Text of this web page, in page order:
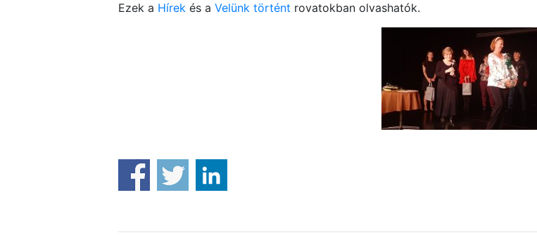
Ezek a Hírek és a Velünk történt rovatokban olvashatók.